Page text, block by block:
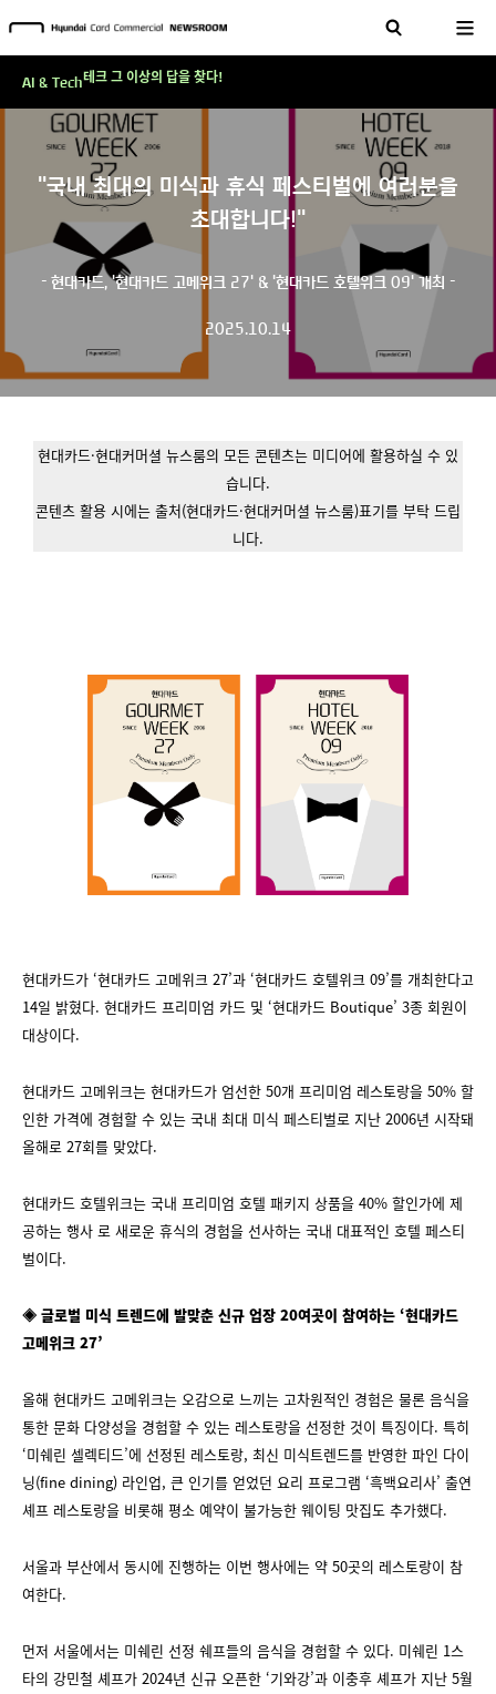
"국내 최대의 미식과 휴식 페스티벌에 여러분을
초대합니다!"
- 현대카드, '현대카드 고메위크 27' & '현대카드 호텔위크 09' 개최 -
2025.10.14
현대카드·현대커머셜 뉴스룸의 모든 콘텐츠는 미디어에 활용하실 수 있
습니다.
콘텐츠 활용 시에는 출처(현대카드·현대커머셜 뉴스룸)표기를 부탁 드립
니다.
현대카드가 ‘현대카드 고메위크 27’과 ‘현대카드 호텔위크 09’를 개최한다고
14일 밝혔다. 현대카드 프리미엄 카드 및 ‘현대카드 Boutique’ 3종 회원이
대상이다.
현대카드 고메위크는 현대카드가 엄선한 50개 프리미엄 레스토랑을 50% 할
인한 가격에 경험할 수 있는 국내 최대 미식 페스티벌로 지난 2006년 시작돼
올해로 27회를 맞았다.
현대카드 호텔위크는 국내 프리미엄 호텔 패키지 상품을 40% 할인가에 제
공하는 행사 로 새로운 휴식의 경험을 선사하는 국내 대표적인 호텔 페스티
벌이다.
◈ 글로벌 미식 트렌드에 발맞춘 신규 업장 20여곳이 참여하는 ‘현대카드
고메위크 27’
올해 현대카드 고메위크는 오감으로 느끼는 고차원적인 경험은 물론 음식을
통한 문화 다양성을 경험할 수 있는 레스토랑을 선정한 것이 특징이다. 특히
‘미쉐린 셀렉티드’에 선정된 레스토랑, 최신 미식트렌드를 반영한 파인 다이
닝(fine dining) 라인업, 큰 인기를 얻었던 요리 프로그램 ‘흑백요리사’ 출연
셰프 레스토랑을 비롯해 평소 예약이 불가능한 웨이팅 맛집도 추가했다.
서울과 부산에서 동시에 진행하는 이번 행사에는 약 50곳의 레스토랑이 참
여한다.
먼저 서울에서는 미쉐린 선정 쉐프들의 음식을 경험할 수 있다. 미쉐린 1스
타의 강민철 셰프가 2024년 신규 오픈한 ‘기와강’과 이충후 셰프가 지난 5월
AI & Tech
테크 그 이상의 답을 찾다!
현대카드, 스테이블코인 국제송금 실제 도입 가능한 수준 준비 마쳐
'AI에게도 배운다'…현대카드·현대커머셜이 'AX 시대'에 대응하는 방식
테크 그 이상의 답을 찾다!